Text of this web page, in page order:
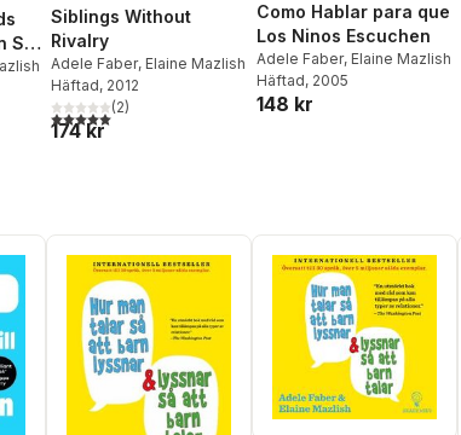
So
antal röster:
Siblings Without
Rivalry
Adele Faber, Elaine Mazlish
Häftad, 2012
5,0utav 5 stjärnor. Totalt antal röster:
(2)
174 kr
Como Hablar para que
Los Ninos Escuchen
Adele Faber, Elaine Mazlish
Häftad, 2005
148 kr